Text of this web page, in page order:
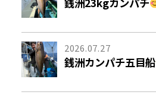
2026.07.27
銭洲カンパチ五目船